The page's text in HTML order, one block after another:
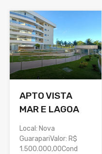
APTO VISTA
MAR E LAGOA
Local: Nova
GuarapariValor: R$
1.500.000,00Cond